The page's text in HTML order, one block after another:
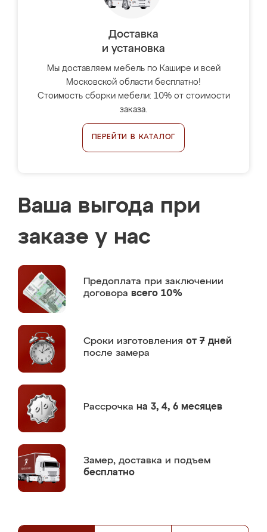
Доставка
и установка
Мы доставляем мебель по Кашире и всей
Московской области бесплатно!
Стоимость сборки мебели: 10% от стоимости
заказа.
ПЕРЕЙТИ В КАТАЛОГ
Ваша выгода при
заказе у нас
Предоплата при заключении
договора всего 10%
Сроки изготовления от 7 дней
после замера
Рассрочка на 3, 4, 6 месяцев
Замер, доставка и подъем
бесплатно